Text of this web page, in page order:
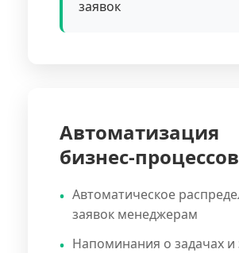
заявок
Автоматизация
бизнес-процессов
Автоматическое
заявок менеджерам
Напоминания о задачах и